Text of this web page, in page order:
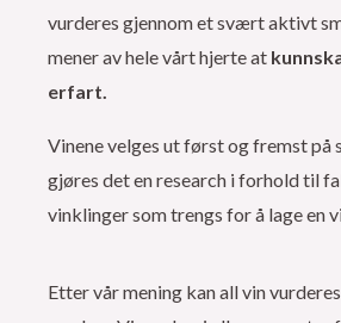
vurderes gjennom et svært aktivt
mener av hele vårt hjerte at
erfart.
Vinene velges ut først og fremst på
gjøres det en research i forhold til
vinklinger som trengs for å lage en
Etter vår mening kan all vin